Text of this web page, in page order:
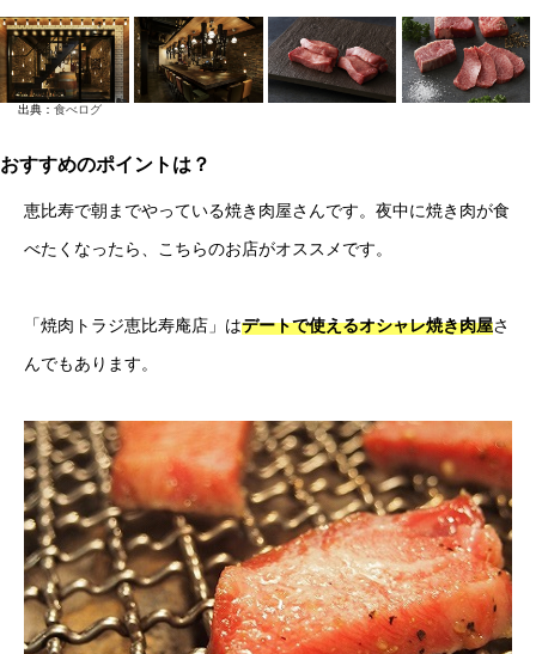
出典： 食べログ
おすすめのポイントは？
恵比寿で朝までやっている焼き肉屋さんです。夜中に焼き肉が食
べたくなったら、こちらのお店がオススメです。
「焼肉トラジ恵比寿庵店」はデートで使えるオシャレ焼き肉屋さ
んでもあります。